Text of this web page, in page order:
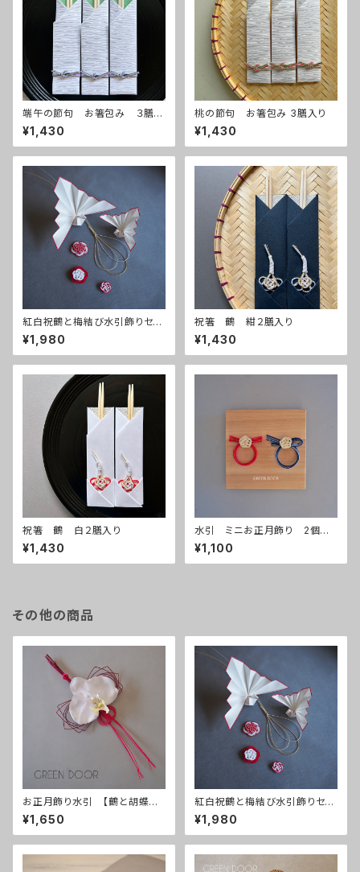
端午の節句 お箸包み ３膳入
り
¥1,430
桃の節句 お箸包み 3膳入り
¥1,430
紅白祝鶴と梅結び水引飾りセッ
ト
¥1,980
祝箸 鶴 紺２膳入り
¥1,430
祝箸 鶴 白２膳入り
¥1,430
水引 ミニお正月飾り 2個入
り
¥1,100
その他の商品
お正月飾り水引 【鶴と胡蝶蘭】
赤
¥1,650
紅白祝鶴と梅結び水引飾りセッ
ト
¥1,980